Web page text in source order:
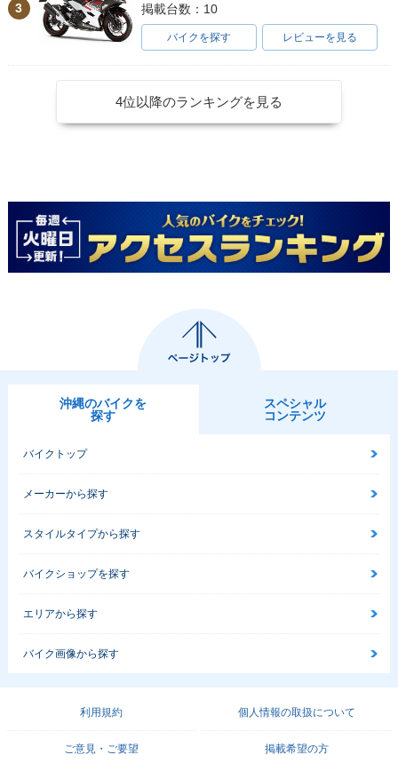
3
掲載台数：10
バイクを探す レビューを見る
4位以降のランキングを見る
沖縄のバイクを
探す
スペシャル
コンテンツ
バイクトップ
メーカーから探す
スタイルタイプから探す
バイクショップを探す
エリアから探す
バイク画像から探す
利用規約 個人情報の取扱について
ご意見・ご要望 掲載希望の方